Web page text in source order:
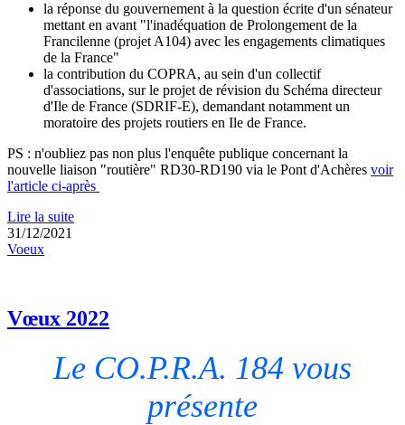
la réponse du gouvernement à la question écrite d'un sénateur
mettant en avant "l'inadéquation de Prolongement de la
Francilenne (projet A104) avec les engagements climatiques
de la France"
la contribution du COPRA, au sein d'un collectif
d'associations, sur le projet de révision du Schéma directeur
d'Ile de France (SDRIF-E), demandant notamment un
moratoire des projets routiers en Ile de France.
PS : n'oubliez pas non plus l'enquête publique concernant la
nouvelle liaison "routière" RD30-RD190 via le Pont d'Achères voir
l'article ci-après
Lire la suite
31/12/2021
Voeux
Vœux 2022
Le CO.P.R.A. 184 vous
présente